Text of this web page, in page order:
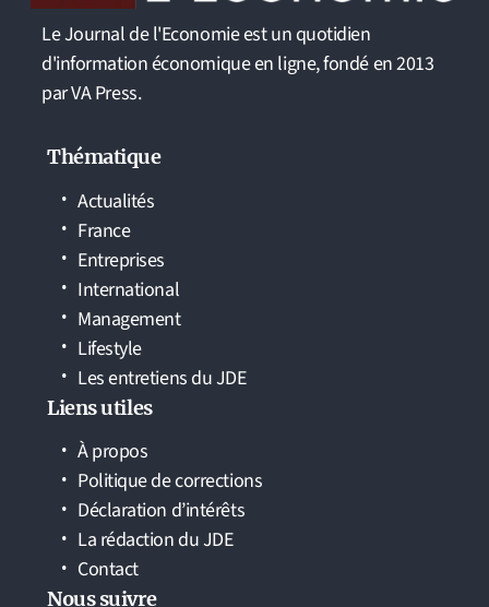
Le Journal de l'Economie est un quotidien
d'information économique en ligne, fondé en 2013
par VA Press.
Thématique
Actualités
France
Entreprises
International
Management
Lifestyle
Les entretiens du JDE
Liens utiles
À propos
Politique de corrections
Déclaration d’intérêts
La rédaction du JDE
Contact
Nous suivre